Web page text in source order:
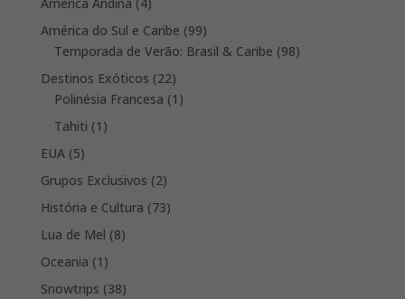
products
América do Sul e Caribe 9999
products
Temporada de Verão: Brasil & Caribe 9898
Destinos Exóticos 2222
products
Polinésia Francesa 1 1
Tahiti 1 1
EUA 55
products
Grupos Exclusivos 22
products
História e Cultura 7373
Lua de Mel 88
Oceania 1 1
product
Snowtrips 3838